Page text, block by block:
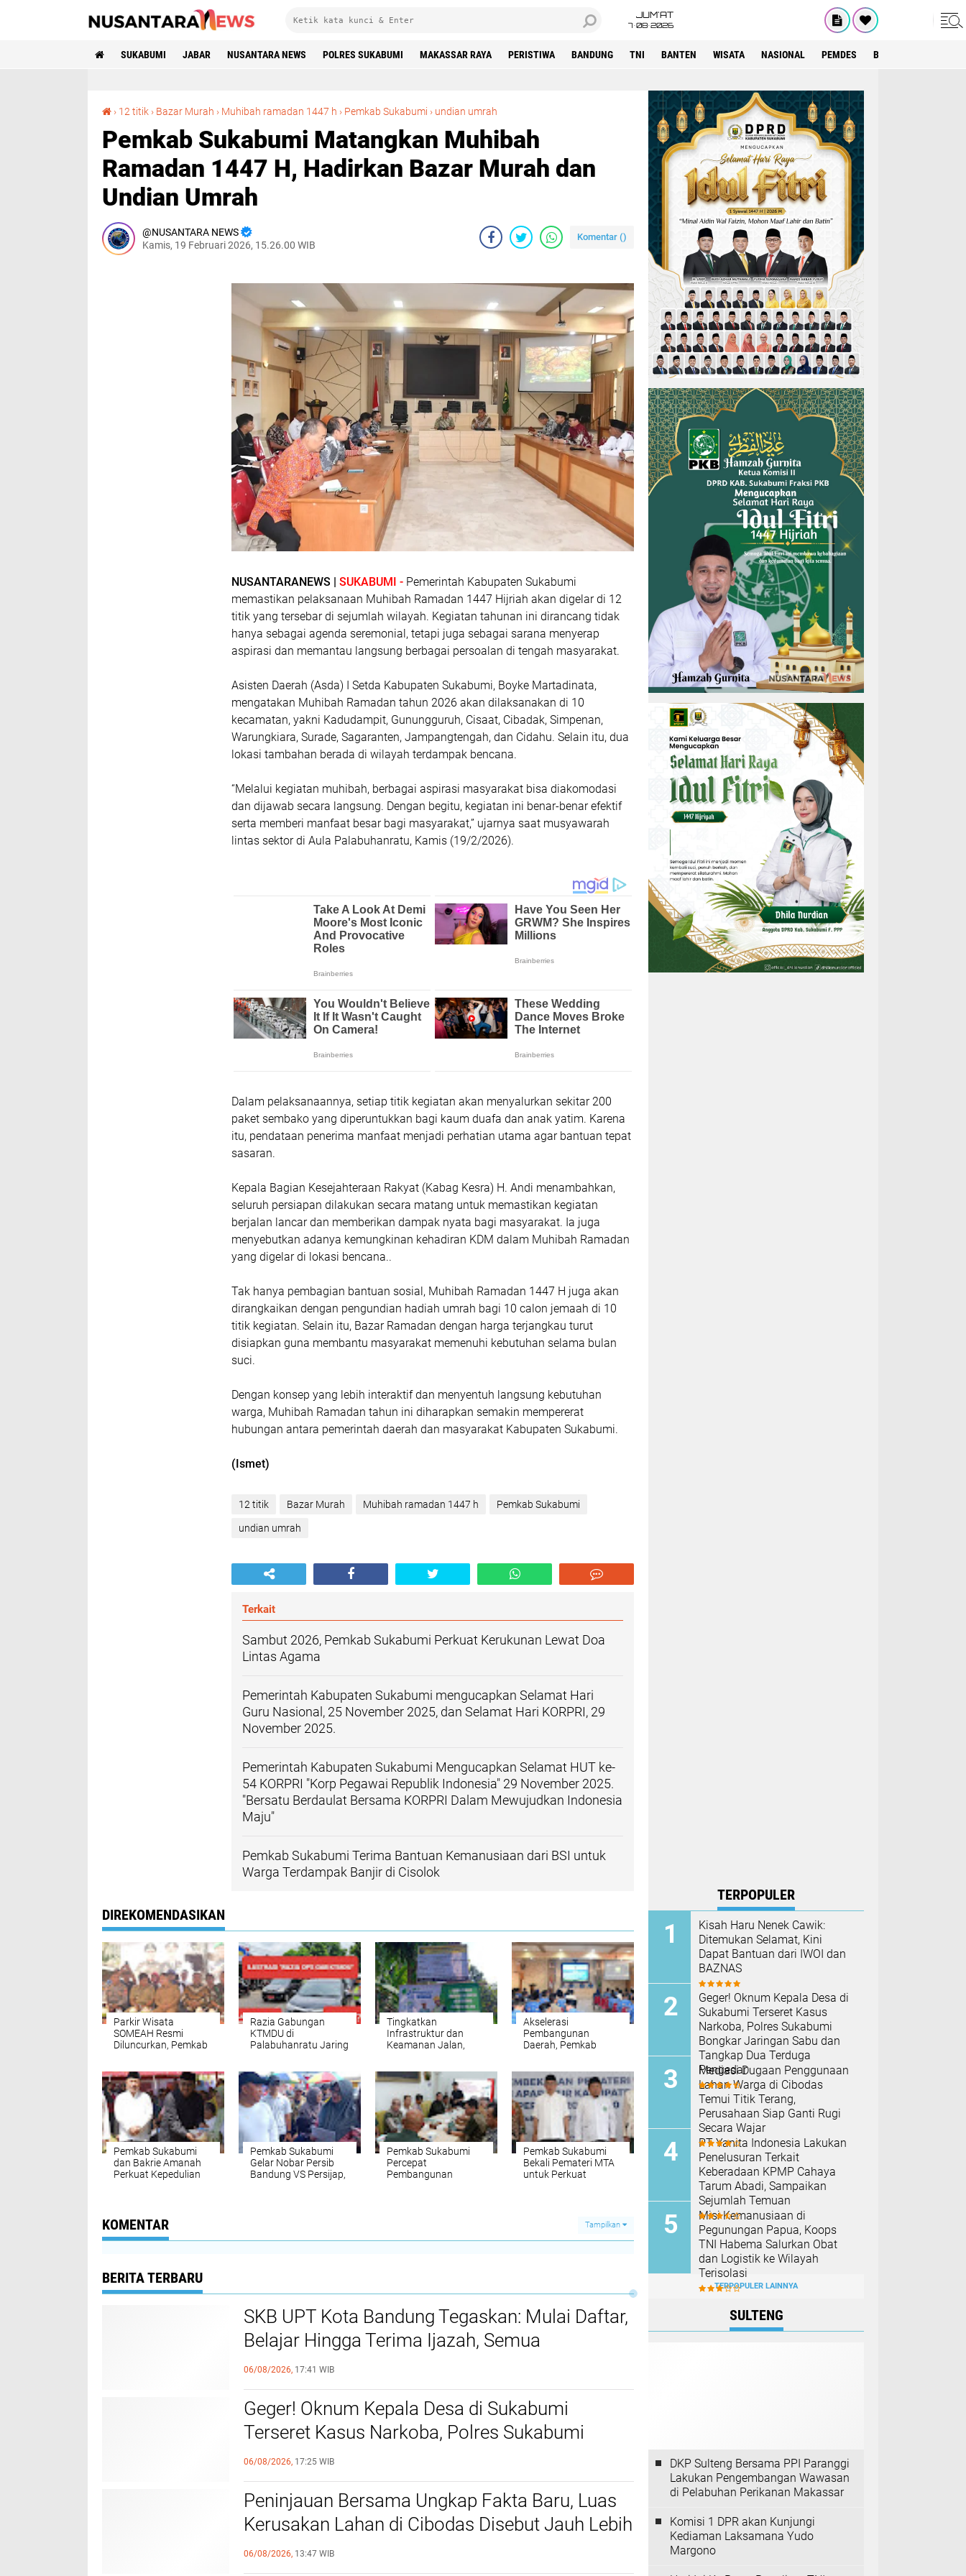
JUM'AT
7•08•2026
SUKABUMI JABAR NUSANTARA NEWS POLRES SUKABUMI MAKASSAR RAYA PERISTIWA BANDUNG TNI BANTEN WISATA NASIONAL PEMDES BOGOR
› 12 titik › Bazar Murah › Muhibah ramadan 1447 h › Pemkab Sukabumi › undian umrah
Pemkab Sukabumi Matangkan Muhibah
Ramadan 1447 H, Hadirkan Bazar Murah dan
Undian Umrah
NUSANTARA NEWS
Kamis, 19 Februari 2026, 15.26.00 WIB
Komentar ()
NUSANTARANEWS | SUKABUMI - Pemerintah Kabupaten Sukabumi
memastikan pelaksanaan Muhibah Ramadan 1447 Hijriah akan digelar di 12
titik yang tersebar di sejumlah wilayah. Kegiatan tahunan ini dirancang tidak
hanya sebagai agenda seremonial, tetapi juga sebagai sarana menyerap
aspirasi dan memantau langsung berbagai persoalan di tengah masyarakat.
Asisten Daerah (Asda) I Setda Kabupaten Sukabumi, Boyke Martadinata,
mengatakan Muhibah Ramadan tahun 2026 akan dilaksanakan di 10
kecamatan, yakni Kadudampit, Gunungguruh, Cisaat, Cibadak, Simpenan,
Warungkiara, Surade, Sagaranten, Jampangtengah, dan Cidahu. Selain itu, dua
lokasi tambahan berada di wilayah terdampak bencana.
“Melalui kegiatan muhibah, berbagai aspirasi masyarakat bisa diakomodasi
dan dijawab secara langsung. Dengan begitu, kegiatan ini benar-benar efektif
serta memberi manfaat besar bagi masyarakat,” ujarnya saat musyawarah
lintas sektor di Aula Palabuhanratu, Kamis (19/2/2026).
Dalam pelaksanaannya, setiap titik kegiatan akan menyalurkan sekitar 200
paket sembako yang diperuntukkan bagi kaum duafa dan anak yatim. Karena
itu, pendataan penerima manfaat menjadi perhatian utama agar bantuan tepat
sasaran.
Kepala Bagian Kesejahteraan Rakyat (Kabag Kesra) H. Andi menambahkan,
seluruh persiapan dilakukan secara matang untuk memastikan kegiatan
berjalan lancar dan memberikan dampak nyata bagi masyarakat. Ia juga
menyebutkan adanya kemungkinan kehadiran KDM dalam Muhibah Ramadan
yang digelar di lokasi bencana..
Tak hanya pembagian bantuan sosial, Muhibah Ramadan 1447 H juga akan
dirangkaikan dengan pengundian hadiah umrah bagi 10 calon jemaah di 10
titik kegiatan. Selain itu, Bazar Ramadan dengan harga terjangkau turut
disiapkan guna membantu masyarakat memenuhi kebutuhan selama bulan
suci.
Dengan konsep yang lebih interaktif dan menyentuh langsung kebutuhan
warga, Muhibah Ramadan tahun ini diharapkan semakin mempererat
hubungan antara pemerintah daerah dan masyarakat Kabupaten Sukabumi.
(Ismet)
12 titik Bazar Murah Muhibah ramadan 1447 h Pemkab Sukabumi
undian umrah
Terkait
Sambut 2026, Pemkab Sukabumi Perkuat Kerukunan Lewat Doa
Lintas Agama
Pemerintah Kabupaten Sukabumi mengucapkan Selamat Hari
Guru Nasional, 25 November 2025, dan Selamat Hari KORPRI, 29
November 2025.
Pemerintah Kabupaten Sukabumi Mengucapkan Selamat HUT ke-
54 KORPRI "Korp Pegawai Republik Indonesia" 29 November 2025.
"Bersatu Berdaulat Bersama KORPRI Dalam Mewujudkan Indonesia
Maju"
Pemkab Sukabumi Terima Bantuan Kemanusiaan dari BSI untuk
Warga Terdampak Banjir di Cisolok
DIREKOMENDASIKAN
Parkir Wisata
SOMEAH Resmi
Diluncurkan, Pemkab
Kawasan Wisata
Pantai Selatan
Razia Gabungan
KTMDU di
Palabuhanratu Jaring
Sukabumi Penunggak
Pajak
Tingkatkan
Infrastruktur dan
Keamanan Jalan,
Ruas Mangkalaya-
Cibentang
Akselerasi
Pembangunan
Daerah, Pemkab
PAD Hingga Tingkat
Kecamatan Dalam
Rapat Dinas
Pemkab Sukabumi
dan Bakrie Amanah
Perkuat Kepedulian
Pemkab Sukabumi
Gelar Nobar Persib
Bandung VS Persijap,
Pemkab Sukabumi
Percepat
Pembangunan
Pemkab Sukabumi
Bekali Pemateri MTA
untuk Perkuat
KOMENTAR Tampilkan
BERITA TERBARU
SKB UPT Kota Bandung Tegaskan: Mulai Daftar,
Belajar Hingga Terima Ijazah, Semua
Sepenuhnya Gratis
06/08/2026, 17:41 WIB
Geger! Oknum Kepala Desa di Sukabumi
Terseret Kasus Narkoba, Polres Sukabumi
Bongkar Jaringan Sabu dan Tangkap Dua
Terduga Pengedar
06/08/2026, 17:25 WIB
Peninjauan Bersama Ungkap Fakta Baru, Luas
Kerusakan Lahan di Cibodas Disebut Jauh Lebih
Kecil dari Klaim Sepihak
06/08/2026, 13:47 WIB
TERPOPULER
Kisah Haru Nenek Cawik:
Ditemukan Selamat, Kini
Dapat Bantuan dari IWOI dan
BAZNAS
Geger! Oknum Kepala Desa di
Sukabumi Terseret Kasus
Narkoba, Polres Sukabumi
Bongkar Jaringan Sabu dan
Tangkap Dua Terduga
Pengedar
Mediasi Dugaan Penggunaan
Lahan Warga di Cibodas
Temui Titik Terang,
Perusahaan Siap Ganti Rugi
Secara Wajar
PT Yanita Indonesia Lakukan
Penelusuran Terkait
Keberadaan KPMP Cahaya
Tarum Abadi, Sampaikan
Sejumlah Temuan
Misi Kemanusiaan di
Pegunungan Papua, Koops
TNI Habema Salurkan Obat
dan Logistik ke Wilayah
Terisolasi
TERPOPULER LAINNYA
SULTENG
DKP Sulteng Bersama PPI Paranggi
Lakukan Pengembangan Wawasan
di Pelabuhan Perikanan Makassar
Komisi 1 DPR akan Kunjungi
Kediaman Laksamana Yudo
Margono